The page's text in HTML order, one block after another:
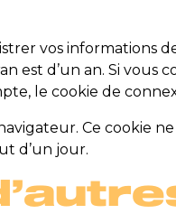
vos informations
est d’un an. Si vous
le cookie de
Ce cookie
d’un jour.